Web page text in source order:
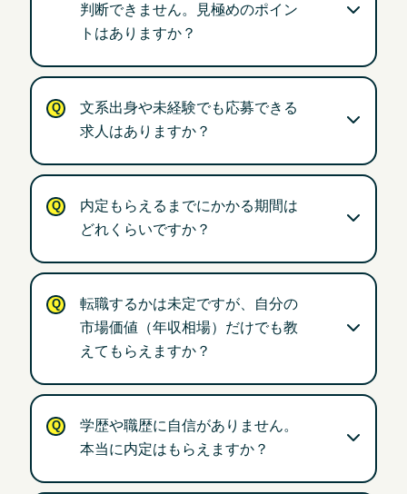
判断できません。見極めのポイン
トはありますか？
文系出身や未経験でも応募できる
求人はありますか？
内定もらえるまでにかかる期間は
どれくらいですか？
転職するかは未定ですが、自分の
市場価値（年収相場）だけでも教
えてもらえますか？
学歴や職歴に自信がありません。
本当に内定はもらえますか？